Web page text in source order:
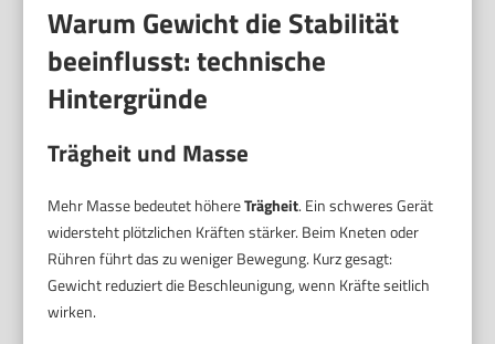
Warum Gewicht die Stabilität
beeinflusst: technische
Hintergründe
Trägheit und Masse
Mehr Masse bedeutet höhereTrägheit. Ein schweres Gerät
widersteht plötzlichen Kräften stärker. Beim Kneten oder
Rühren führt das zu weniger Bewegung. Kurz gesagt:
Gewicht reduziert die Beschleunigung, wenn Kräfte seitlich
wirken.